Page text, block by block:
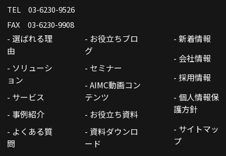
TEL 03-6230-9526
FAX 03-6230-9908
- 選ばれる理
由
- ソリューシ
ョン
- サービス
- 事例紹介
- よくある質
問
- お役立ちブロ
グ
- セミナー
- AIMC動画コン
テンツ
- お役立ち資料
- 資料ダウンロ
ード
- 新着情報
- 会社情報
- 採用情報
- 個人情報保
護方針
- サイトマッ
プ